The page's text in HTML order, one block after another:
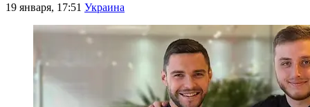
19 января, 17:51 Украина